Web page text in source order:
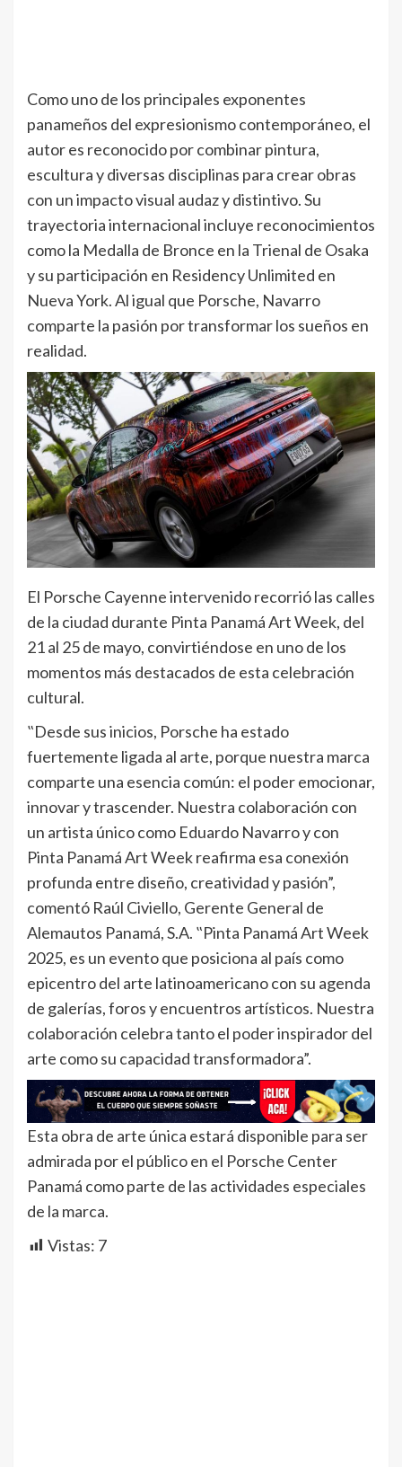
Como uno de los principales exponentes
panameños del expresionismo contemporáneo, el
autor es reconocido por combinar pintura,
escultura y diversas disciplinas para crear obras
con un impacto visual audaz y distintivo. Su
trayectoria internacional incluye reconocimientos
como la Medalla de Bronce en la Trienal de Osaka
y su participación en Residency Unlimited en
Nueva York. Al igual que Porsche, Navarro
comparte la pasión por transformar los sueños en
realidad.
El Porsche Cayenne intervenido recorrió las calles
de la ciudad durante Pinta Panamá Art Week, del
21 al 25 de mayo, convirtiéndose en uno de los
momentos más destacados de esta celebración
cultural.
‟Desde sus inicios, Porsche ha estado
fuertemente ligada al arte, porque nuestra marca
comparte una esencia común: el poder emocionar,
innovar y trascender. Nuestra colaboración con
un artista único como Eduardo Navarro y con
Pinta Panamá Art Week reafirma esa conexión
profunda entre diseño, creatividad y pasión”,
comentó Raúl Civiello, Gerente General de
Alemautos Panamá, S.A. ‟Pinta Panamá Art Week
2025, es un evento que posiciona al país como
epicentro del arte latinoamericano con su agenda
de galerías, foros y encuentros artísticos. Nuestra
colaboración celebra tanto el poder inspirador del
arte como su capacidad transformadora”.
Esta obra de arte única estará disponible para ser
admirada por el público en el Porsche Center
Panamá como parte de las actividades especiales
de la marca.
Vistas: 7